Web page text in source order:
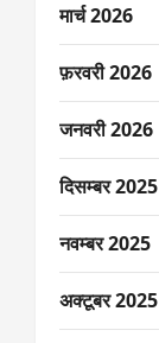
मार्च 2026
फ़रवरी 2026
जनवरी 2026
दिसम्बर 2025
नवम्बर 2025
अक्टूबर 2025